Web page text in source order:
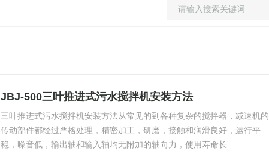
JBJ-500三叶推进式污水搅拌机安装方法
三叶推进式污水搅拌机安装方法从常见的到各种复杂的搅拌器，减速机的
传动部件都经过严格处理，精密加工，研磨，接触和润滑良好，运行平
稳，噪音低，输出轴和输入轴均无附加的轴向力，使用寿命长